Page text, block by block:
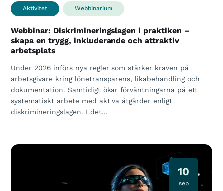
Aktivitet Webbinarium
Webbinar: Diskrimineringslagen i praktiken –
skapa en trygg, inkluderande och attraktiv
arbetsplats
Under 2026 införs nya regler som stärker kraven på
arbetsgivare kring lönetransparens, likabehandling och
dokumentation. Samtidigt ökar förväntningarna på ett
systematiskt arbete med aktiva åtgärder enligt
diskrimineringslagen. I det…
10
sep